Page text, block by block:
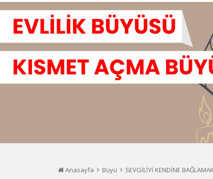
Anasayfa Büyü SEVGİLİYİ KENDİNE